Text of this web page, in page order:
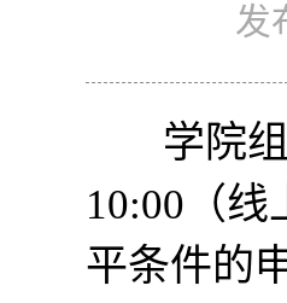
发
学院
10:00（
平条件的